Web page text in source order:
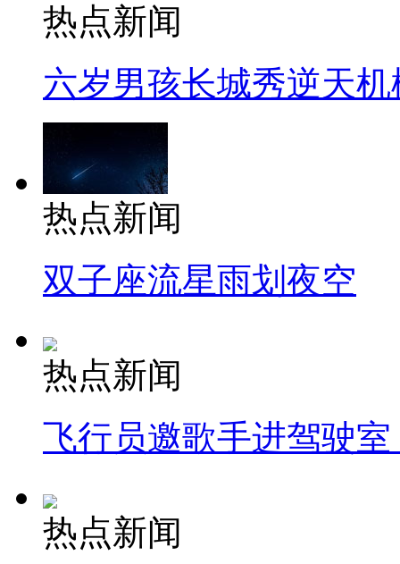
热点新闻
六岁男孩长城秀逆天机
热点新闻
双子座流星雨划夜空
热点新闻
飞行员邀歌手进驾驶
热点新闻